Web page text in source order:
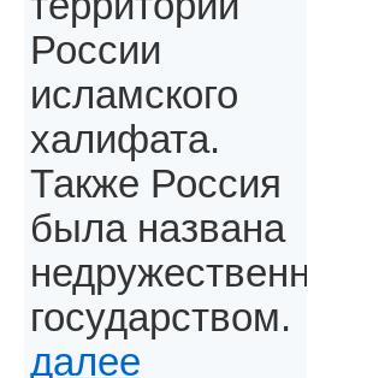
России
исламского
халифата.
Также Россия
была названа
недружественным
государством.
далее